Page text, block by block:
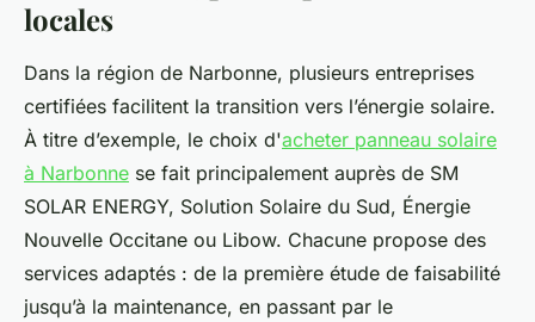
locales
Dans la région de Narbonne, plusieurs entreprises
certifiées facilitent la transition vers l’énergie solaire.
À titre d’exemple, le choix d'acheter panneau solaire
à Narbonne se fait principalement auprès de SM
SOLAR ENERGY, Solution Solaire du Sud, Énergie
Nouvelle Occitane ou Libow. Chacune propose des
services adaptés : de la première étude de faisabilité
jusqu’à la maintenance, en passant par le